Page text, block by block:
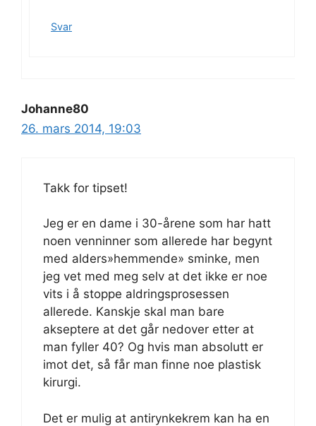
Svar
Johanne80
26. mars 2014, 19:03
Takk for tipset!
Jeg er en dame i 30-årene som har hatt
noen venninner som allerede har begynt
med alders»hemmende» sminke, men
jeg vet med meg selv at det ikke er noe
vits i å stoppe aldringsprosessen
allerede. Kanskje skal man bare
akseptere at det går nedover etter at
man fyller 40? Og hvis man absolutt er
imot det, så får man finne noe plastisk
kirurgi.
Det er mulig at antirynkekrem kan ha en